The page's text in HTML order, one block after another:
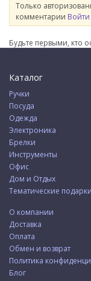
Только
комментарии Войти
Будьте первыми, кто
Каталог
Ручки
Посуда
Одежда
Электроника
Брелки
Инструменты
Офис
Дом и Отдых
Тематические подарки
О компании
Доставка
Оплата
Обмен и возврат
Политика
Блог